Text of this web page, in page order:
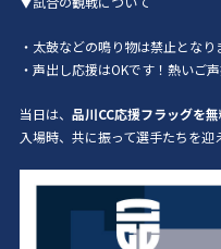
・太鼓などの鳴り物は禁止となり
・声出し応援はOKです！熱いご
当日は、 品川CC応援フラッグを
入場時、共に振って選手たちを迎